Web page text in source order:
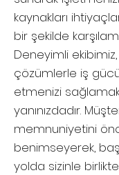
kaynakları
bir şekilde
Deneyimli
çözümlerle iş
etmenizi
yanınızdadır.
memnuniyetini
benimseyerek,
yolda sizinle